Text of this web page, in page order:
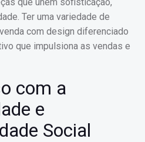
Ter uma variedade de
com design diferenciado
que impulsiona as vendas e
com a
e
Social